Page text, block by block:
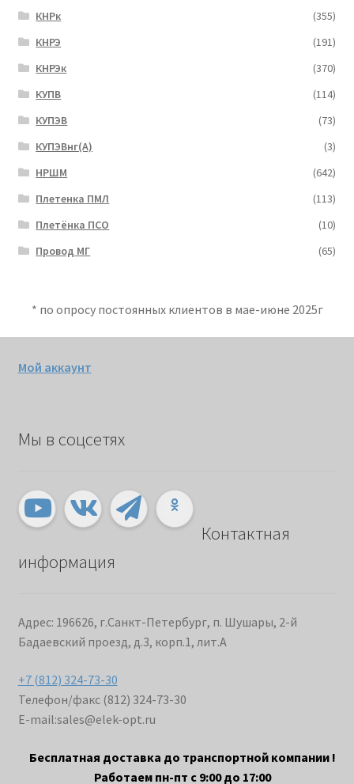
КНРк
(355)
КНРЭ
(191)
КНРЭк
(370)
КУПВ
(114)
КУПЭВ
(73)
КУПЭВнг(А)
(3)
НРШМ
(642)
Плетенка ПМЛ
(113)
Плетёнка ПСО
(10)
Провод МГ
(65)
* по опросу постоянных клиентов в мае-июне 2025г
Мой аккаунт
Мы в соцсетях
Контактная
информация
Адрес: 196626, г.Санкт-Петербург, п. Шушары, 2-й
Бадаевский проезд, д.3, корп.1, лит.А
+7 (812) 324-73-30
Телефон/факс (812) 324-73-30
E-mail:sales@elek-opt.ru
Бесплатная доставка до транспортной компании !
Работаем пн-пт с 9:00 до 17:00